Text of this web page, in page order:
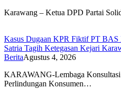
Karawang – Ketua DPD Partai
Kasus Dugaan KPR Fiktif PT
Satria Tagih Ketegasan Kejari
BeritaAgustus 4, 2026
KARAWANG-Lembaga
Perlindungan Konsumen…